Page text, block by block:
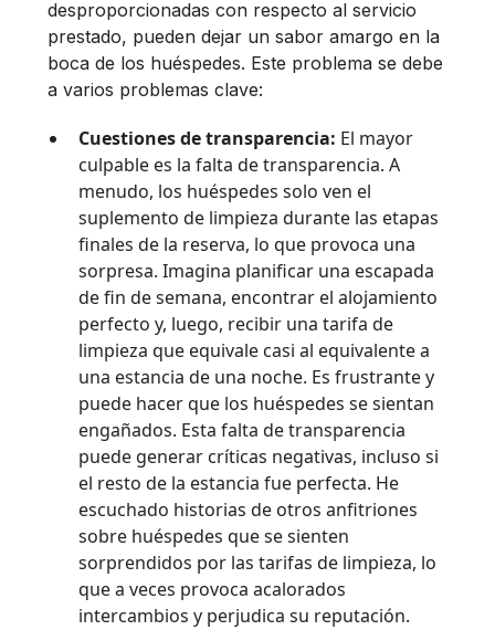
desproporcionadas con respecto al servicio
prestado, pueden dejar un sabor amargo en la
boca de los huéspedes. Este problema se debe
a varios problemas clave:
Cuestiones de transparencia: El mayor
culpable es la falta de transparencia. A
menudo, los huéspedes solo ven el
suplemento de limpieza durante las etapas
finales de la reserva, lo que provoca una
sorpresa. Imagina planificar una escapada
de fin de semana, encontrar el alojamiento
perfecto y, luego, recibir una tarifa de
limpieza que equivale casi al equivalente a
una estancia de una noche. Es frustrante y
puede hacer que los huéspedes se sientan
engañados. Esta falta de transparencia
puede generar críticas negativas, incluso si
el resto de la estancia fue perfecta. He
escuchado historias de otros anfitriones
sobre huéspedes que se sienten
sorprendidos por las tarifas de limpieza, lo
que a veces provoca acalorados
intercambios y perjudica su reputación.